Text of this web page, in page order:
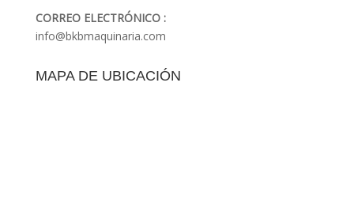
CORREO ELECTRÓNICO :
info@bkbmaquinaria.com
MAPA DE UBICACIÓN